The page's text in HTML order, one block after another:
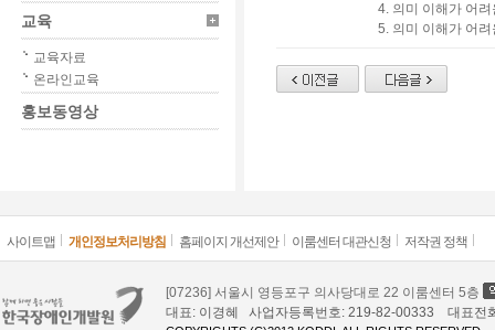
교육
교육자료
온라인교육
홍보동영상
4. 의미 이해가 어
5. 의미 이해가 어
사이트맵 개인정보처리방침 홈페이지 개선제안 이룸센터 대관신청 저작권 정책
[07236] 서울시 영등포구 의사당대로 22 이룸센터 5층
대표: 이경혜 사업자등록번호: 219-82-00333 대표